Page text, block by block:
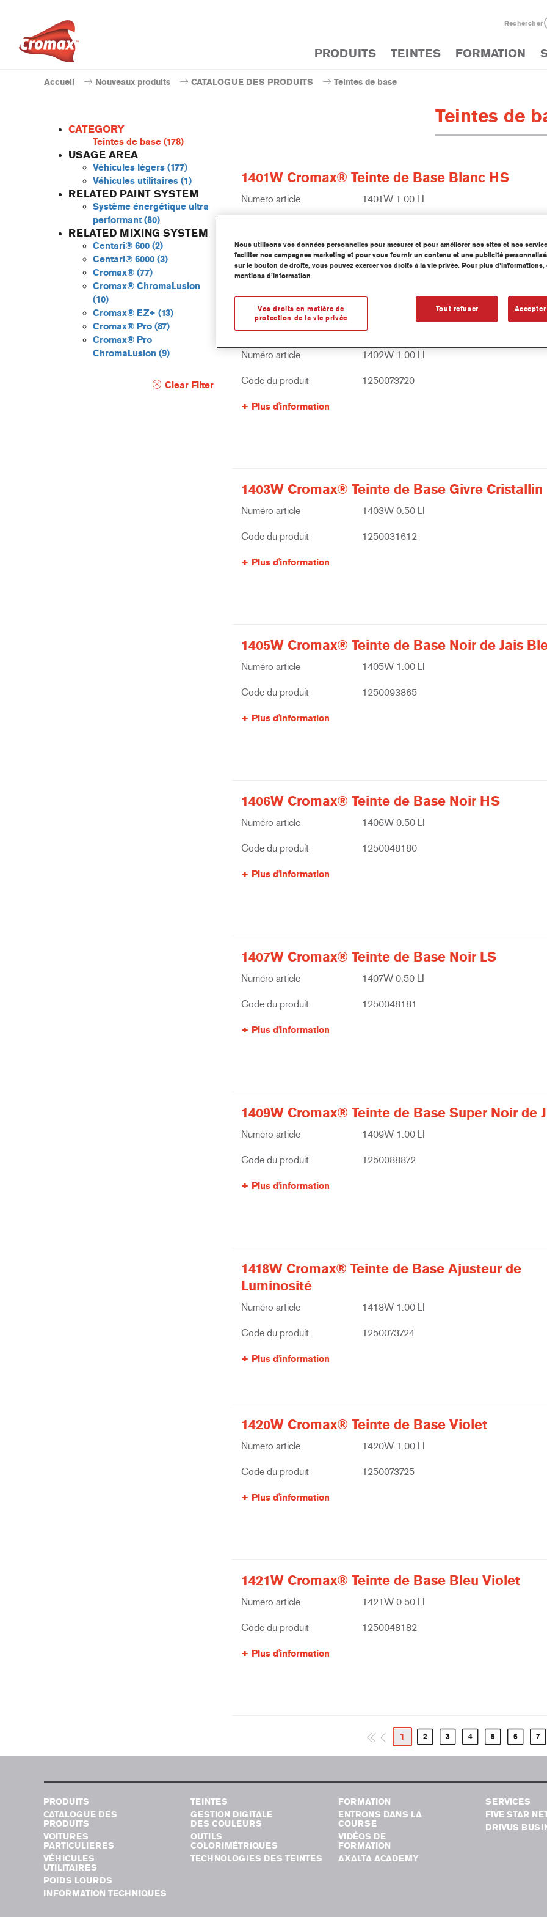
Rechercher
PRODUITS TEINTES FORMATION
Accueil Nouveaux produits CATALOGUE DES PRODUITS Teintes de base
CATEGORY
Teintes de base (178)
USAGE AREA
Véhicules légers (177)
Véhicules utilitaires (1)
RELATED PAINT SYSTEM
Système énergétique ultra
performant (80)
RELATED MIXING SYSTEM
Centari® 600 (2)
Centari® 6000 (3)
Cromax® (77)
Cromax® ChromaLusion
(10)
Cromax® EZ+ (13)
Cromax® Pro (87)
Cromax® Pro
ChromaLusion (9)
Clear Filter
Teintes de
1401W Cromax® Teinte de Base Blanc HS
Numéro article 1401W 1.00 LI
Plus d'information
1402W Cromax® Teinte de Base Blanc LS
Numéro article 1402W 1.00 LI
Code du produit 1250073720
Plus d'information
1403W Cromax® Teinte de Base Givre Cristallin
Numéro article 1403W 0.50 LI
Code du produit 1250031612
Plus d'information
1405W Cromax® Teinte de Base Noir de Jais
Numéro article 1405W 1.00 LI
Code du produit 1250093865
Plus d'information
1406W Cromax® Teinte de Base Noir HS
Numéro article 1406W 0.50 LI
Code du produit 1250048180
Plus d'information
1407W Cromax® Teinte de Base Noir LS
Numéro article 1407W 0.50 LI
Code du produit 1250048181
Plus d'information
1409W Cromax® Teinte de Base Super Noir de
Numéro article 1409W 1.00 LI
Code du produit 1250088872
Plus d'information
1418W Cromax® Teinte de Base Ajusteur de
Luminosité
Numéro article 1418W 1.00 LI
Code du produit 1250073724
Plus d'information
1420W Cromax® Teinte de Base Violet
Numéro article 1420W 1.00 LI
Code du produit 1250073725
Plus d'information
1421W Cromax® Teinte de Base Bleu Violet
Numéro article 1421W 0.50 LI
Code du produit 1250048182
Plus d'information
1 2 3 4 5 6 7
PRODUITS
CATALOGUE DES
PRODUITS
VOITURES
PARTICULIERES
VÉHICULES
UTILITAIRES
POIDS LOURDS
INFORMATION TECHNIQUES
TEINTES
GESTION DIGITALE
DES COULEURS
OUTILS
COLORIMÉTRIQUES
TECHNOLOGIES DES TEINTES
FORMATION
ENTRONS DANS LA
COURSE
VIDÉOS DE
FORMATION
AXALTA ACADEMY
SERVICES
FIVE STAR
DRIVUS
Nous utilisons vos données personnelles pour mesurer et pour améliorer nos sites et nos
faciliter nos campagnes marketing et pour vous fournir un contenu et une publicité
sur le bouton de droite, vous pouvez exercer vos droits à la vie privée. Pour plus
mentions d’information
Tout refuser
Vos droits en matière de
protection de la vie privée